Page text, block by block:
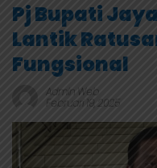
Pj Bupati
Lantik
Fungsional
Admin Web
Februari 19, 2025